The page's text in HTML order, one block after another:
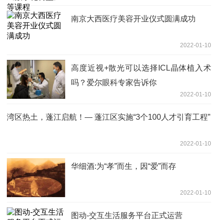
南京大西医疗美容开业仪式圆满成功
2022-01-10
高度近视+散光可以选择ICL晶体植入术
吗？爱尔眼科专家告诉你
2022-01-10
湾区热土，蓬江启航！— 蓬江区实施“3个100人才引育工程”
2022-01-10
华细酒:为“孝”而生，因“爱”而存
2022-01-10
图动-交互生活服务平台正式运营